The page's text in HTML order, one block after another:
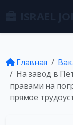
Главная
На завод в
правами на
прямое